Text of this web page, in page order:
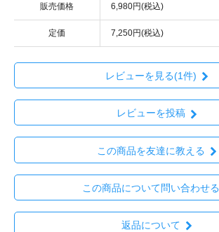
販売価格 6,980円(税込)
定価 7,250円(税込)
レビューを見る(1件)
レビューを投稿
この商品を友達に教える
この商品について問い合わせる
返品について